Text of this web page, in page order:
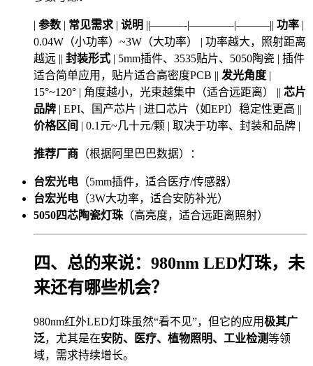
| 参数 | 常见需求 | 说明 ||———-|————|———|| 功率 |
0.04W（小功率）~3W（大功率） | 功率越大，照射距离
越远 || 封装形式 | 5mm插件、3535贴片、5050陶瓷 | 插件
适合简单应用，贴片适合高密度PCB || 发光角度 |
15°~120° | 角度越小，光束越集中（适合远距离） || 芯片
品牌 | EPI、国产芯片 | 进口芯片（如EPI）稳定性更高 ||
价格区间 | 0.1元~几十元/颗 | 取决于功率、封装和品牌 |
推荐厂商 （根据阿里巴巴数据）：
台宏光电 （5mm插件，适合医疗/传感器）
台宏光电 （3W大功率，适合安防补光）
5050四芯陶瓷灯珠 （高亮度，适合远距离照射）
四、总的来说：980nm LED灯珠，未
来还有哪些机会？
980nm红外LED灯珠虽然“看不见”，但它的应用极其广
泛，尤其是在安防、医疗、植物照明、工业检测等领
域，需求持续增长。